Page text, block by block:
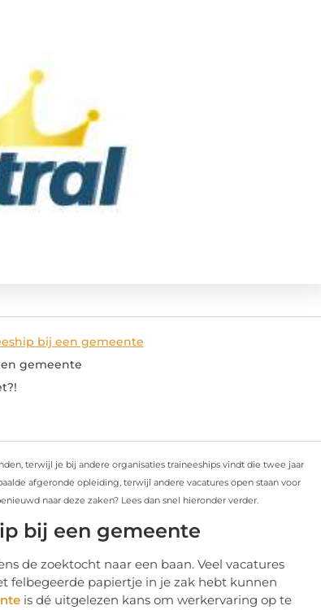
bij een gemeente
gemeente
terwijl je bij andere organisaties traineeships vindt die twee jaar
afgeronde opleiding, terwijl andere vacatures open staan voor
naar deze zaken? Lees dan snel hieronder verder.
bij een gemeente
de zoektocht naar een baan. Veel vacatures
felbegeerde papiertje in je zak hebt kunnen
is dé uitgelezen kans om werkervaring op te